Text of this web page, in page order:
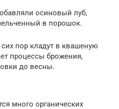
осиновый луб,
в порошок.
пор кладут в квашеную
процессы брожения,
до весны.
много органических